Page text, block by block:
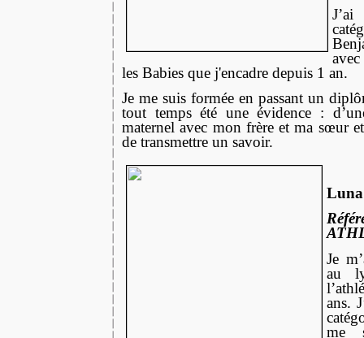
les Babies que j'encadre depuis 1 an.
Je me suis formée en passant un
tout temps été une évidence :
maternel avec mon frère et ma sœur
de transmettre un savoir.
Je
au
ans.
me